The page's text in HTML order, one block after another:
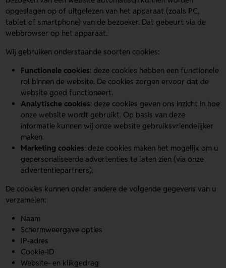
opgeslagen op of uitgelezen van het apparaat (zoals PC,
tablet of smartphone) van de bezoeker. Dat gebeurt via de
webbrowser op het apparaat.
Wij gebruiken onderstaande soorten cookies:
Functionele cookies: deze cookies hebben een functionele
rol binnen de website. De cookies zorgen ervoor dat de
website goed functioneert.
Analytische cookies: deze cookies geven ons inzicht in hoe
onze website wordt gebruikt. Op basis van deze
informatie kunnen wij onze website gebruiksvriendelijker
maken.
Marketing cookies: deze cookies maken het mogelijk om u
gepersonaliseerde advertenties te laten zien (via onze
advertentiepartners).
De cookies kunnen onder andere de volgende gegevens van u
verzamelen:
Naam
Schermweergave opties
IP-adres
Cookie-ID
Website- en klikgedrag